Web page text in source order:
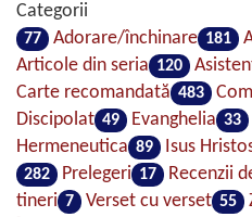
Categorii
77 Adorare/închinare 181
Articole din seria 120
Carte recomandată 483
Discipolat 49 Evanghelia 33
Hermeneutica 89 Isus
282 Prelegeri 17 Recenzii
tineri 7 Verset cu verset 55